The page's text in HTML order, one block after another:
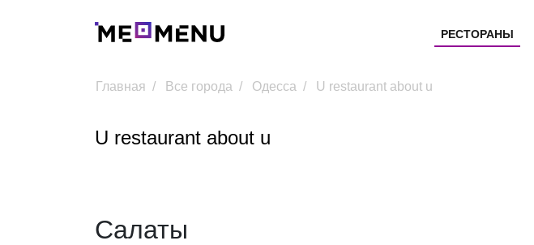
РЕСТОРАНЫ
Главная Все города Одесса U restaurant about u
U restaurant about u
Салаты